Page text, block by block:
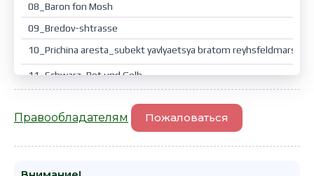
08_Baron fon Mosh
09_Bredov-shtrasse
10_Prichina aresta_subekt yavlyaetsya bratom
11_Schwarz, Rot und Gelb
13_Iz odnogo v drugoe
Правообладателям Пожаловаться